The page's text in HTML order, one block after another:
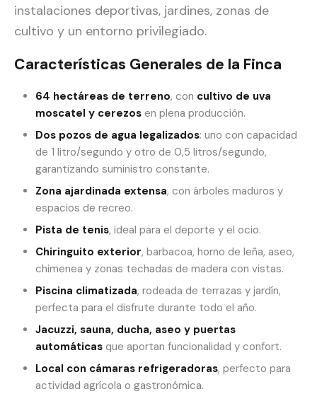
instalaciones deportivas, jardines, zonas de
cultivo y un entorno privilegiado.
Características Generales de la Finca
64 hectáreas de terreno, con cultivo de uva
moscatel y cerezos en plena producción.
Dos pozos de agua legalizados: uno con capacidad
de 1 litro/segundo y otro de 0,5 litros/segundo,
garantizando suministro constante.
Zona ajardinada extensa, con árboles maduros y
espacios de recreo.
Pista de tenis, ideal para el deporte y el ocio.
Chiringuito exterior, barbacoa, horno de leña, aseo,
chimenea y zonas techadas de madera con vistas.
Piscina climatizada, rodeada de terrazas y jardín,
perfecta para el disfrute durante todo el año.
Jacuzzi, sauna, ducha, aseo y puertas
automáticas que aportan funcionalidad y confort.
Local con cámaras refrigeradoras, perfecto para
actividad agrícola o gastronómica.